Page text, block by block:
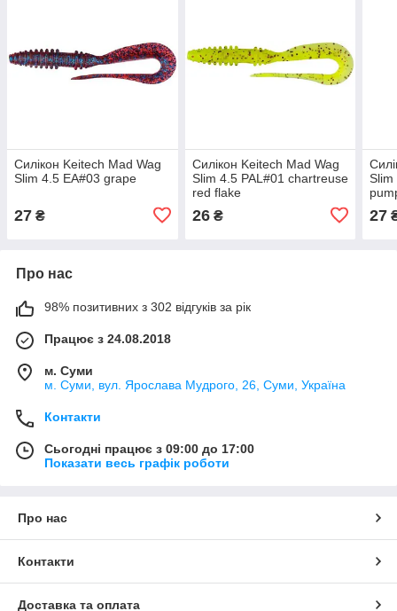
Силікон Keitech Mad Wag
Slim 4.5 EA#03 grape
27 ₴
Силікон Keitech Mad Wag
Slim 4.5 PAL#01 chartreuse
red flake
26₴
Slim
27
Про нас
98% позитивних з 302 відгуків за рік
Працює з 24.08.2018
м. Суми
м. Суми, вул. Ярослава Мудрого, 26, Суми, Україна
Контакти
Сьогодні працює з 09:00 до 17:00
Показати весь графік роботи
Про нас
Контакти
Доставка та оплата